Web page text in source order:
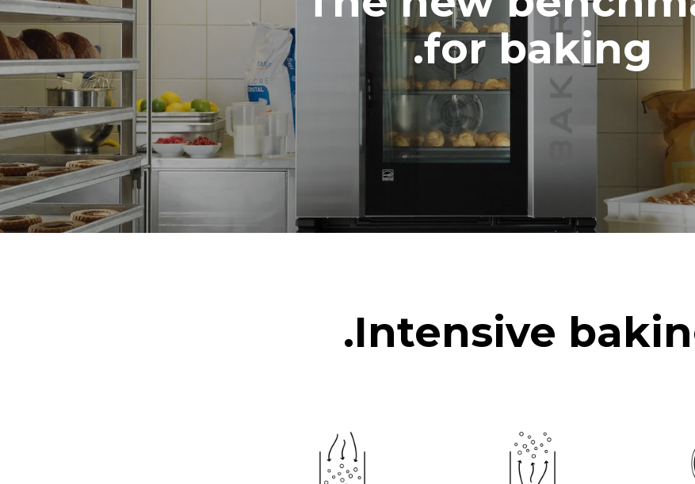
ساعة انبعاثات ثاني اكسيد الكربون
Estimate based on daily use of the oven (300
days/year):
يشمل التقدير الانبعاثات المباشرة فقط
8 medium loads of croissants
Estimated assuming the
washing program (42
for baking.
Intensive